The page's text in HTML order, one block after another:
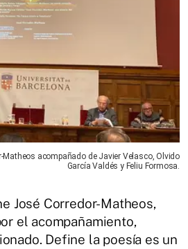
Matheos acompañado de Javier Velasco, Olvido
García Valdés y Feliu Formosa.
José Corredor-Matheos,
el acompañamiento,
Define la poesía es un